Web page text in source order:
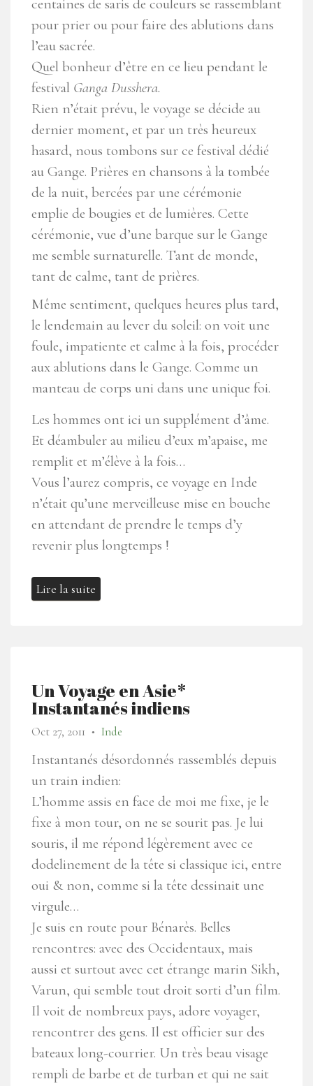
centaines de saris de couleurs se rassemblant
pour prier ou pour faire des ablutions dans
l’eau sacrée.
Quel bonheur d’être en ce lieu pendant le
festival Ganga Dusshera.
Rien n’était prévu, le voyage se décide au
dernier moment, et par un très heureux
hasard, nous tombons sur ce festival dédié
au Gange. Prières en chansons à la tombée
de la nuit, bercées par une cérémonie
emplie de bougies et de lumières. Cette
cérémonie, vue d’une barque sur le Gange
me semble surnaturelle. Tant de monde,
tant de calme, tant de prières.
Même sentiment, quelques heures plus tard,
le lendemain au lever du soleil: on voit une
foule, impatiente et calme à la fois, procéder
aux ablutions dans le Gange. Comme un
manteau de corps uni dans une unique foi.
Les hommes ont ici un supplément d’âme.
Et déambuler au milieu d’eux m’apaise, me
remplit et m’élève à la fois…
Vous l’aurez compris, ce voyage en Inde
n’était qu’une merveilleuse mise en bouche
en attendant de prendre le temps d’y
revenir plus longtemps !
Lire la suite
Un Voyage en Asie*
Instantanés indiens
Oct 27, 2011 ● Inde
Instantanés désordonnés rassemblés depuis
un train indien:
L’homme assis en face de moi me fixe, je le
fixe à mon tour, on ne se sourit pas. Je lui
souris, il me répond légèrement avec ce
dodelinement de la tête si classique ici, entre
oui & non, comme si la tête dessinait une
virgule…
Je suis en route pour Bénarès. Belles
rencontres: avec des Occidentaux, mais
aussi et surtout avec cet étrange marin Sikh,
Varun, qui semble tout droit sorti d’un film.
Il voit de nombreux pays, adore voyager,
rencontrer des gens. Il est officier sur des
bateaux long-courrier. Un très beau visage
rempli de barbe et de turban et qui ne sait